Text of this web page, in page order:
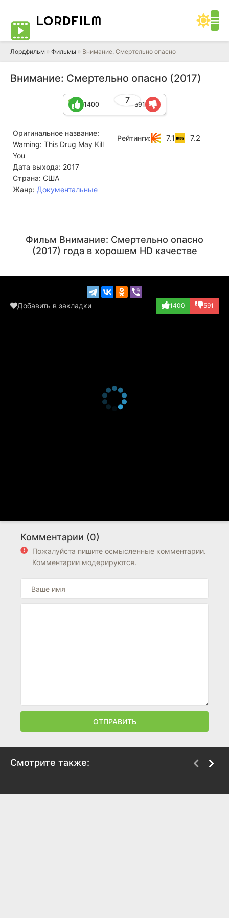
LORDFILM
Лордфильм » Фильмы » Внимание: Смертельно опасно
Внимание: Смертельно опасно (2017)
7
1400 591
Оригинальное название:
Warning: This Drug May Kill
You
Дата выхода: 2017
Страна: США
Жанр: Документальные
Рейтинги: 7.1 7.2
Фильм Внимание: Смертельно опасно
(2017) года в хорошем HD качестве
Добавить в закладки 1400 591
Комментарии (0)
Пожалуйста пишите осмысленные комментарии.
Комментарии модерируются.
ОТПРАВИТЬ
Смотрите также: